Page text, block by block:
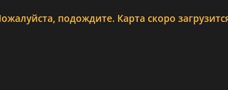
подождите. Карта скоро